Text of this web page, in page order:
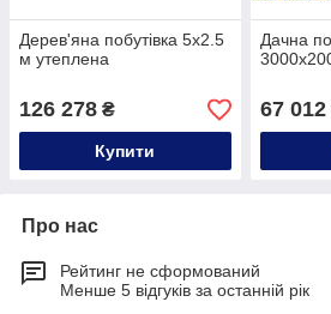
Дерев'яна побутівка 5х2.5
м утеплена
126 278 ₴
Купити
Дачна
67 012
Про нас
Рейтинг не сформований
Менше 5 відгуків за останній рік